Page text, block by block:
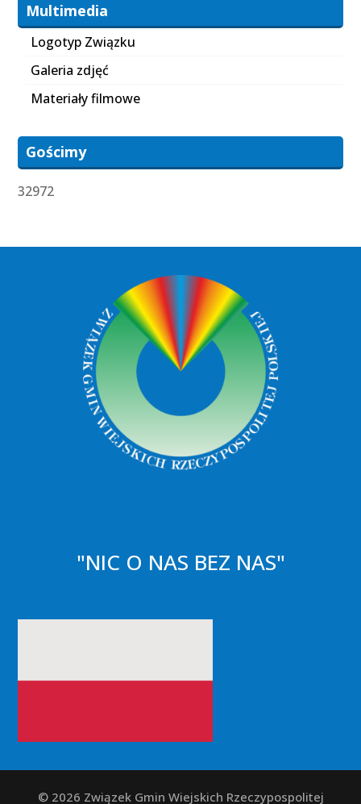
Multimedia
Logotyp Związku
Galeria zdjęć
Materiały filmowe
Gościmy
32972
"NIC O NAS BEZ NAS"
© 2026 Związek Gmin Wiejskich Rzeczypospolitej